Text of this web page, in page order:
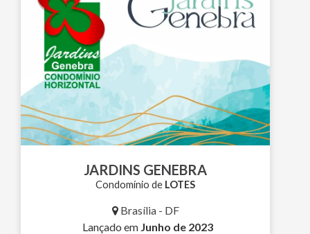
JARDINS GENEBRA
Condomínio de LOTES
Brasília - DF
Lançado em Junho de 2023